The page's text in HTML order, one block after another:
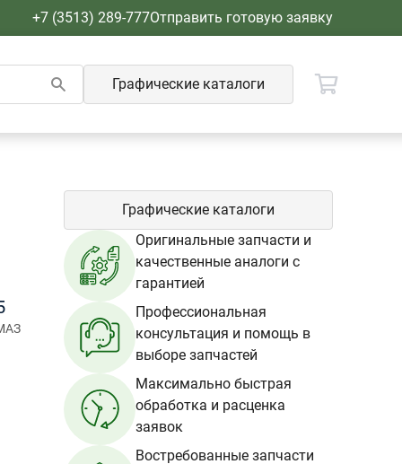
+7 (3513) 289-777Отправить готовую заявку
Графические каталоги
Графические каталоги
Оригинальные запчасти и
качественные аналоги с
гарантией
Профессиональная
консультация и помощь в
выборе запчастей
Максимально быстрая
обработка и расценка
заявок
Востребованные запчасти